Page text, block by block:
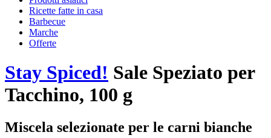
Ricette fatte in casa
Barbecue
Marche
Offerte
Stay Spiced! Sale Speziato per
Tacchino, 100 g
Miscela selezionate per le carni bianche